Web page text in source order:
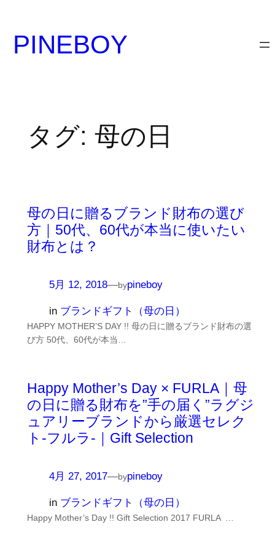
PINEBOY
タグ: 母の日
母の日に贈るブランド財布の選び
方｜50代、60代が本当に使いたい
財布とは？
5月 12, 2018—bypineboy
in ブランドギフト（母の日）
HAPPY MOTHER’S DAY !! 母の日に贈るブランド財布の選
び方 50代、60代が本当…
Happy Mother’s Day × FURLA｜母
の日に贈る財布を”手の届く”ラグジ
ュアリーブランドから厳選セレク
ト-フルラ-｜Gift Selection
4月 27, 2017—bypineboy
in ブランドギフト（母の日）
Happy Mother’s Day !! Gift Selection 2017 FURLA …